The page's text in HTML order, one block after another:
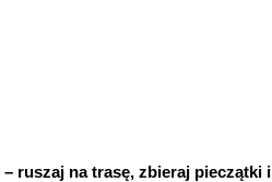
ruszaj na trasę, zbieraj pieczątki i